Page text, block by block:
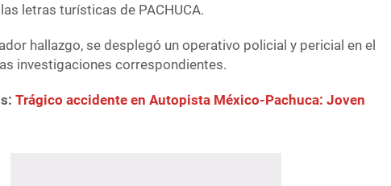
letras turísticas de PACHUCA.
hallazgo, se desplegó un operativo policial y pericial en el
investigaciones correspondientes.
Trágico accidente en Autopista México-Pachuca: Joven